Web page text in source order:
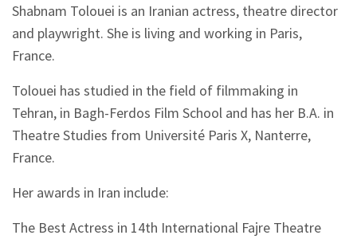
Shabnam Tolouei is an Iranian actress, theatre director
and playwright. She is living and working in Paris,
France.
Tolouei has studied in the field of filmmaking in
Tehran, in Bagh-Ferdos Film School and has her B.A. in
Theatre Studies from Université Paris X, Nanterre,
France.
Her awards in Iran include:
The Best Actress in 14th International Fajre Theatre